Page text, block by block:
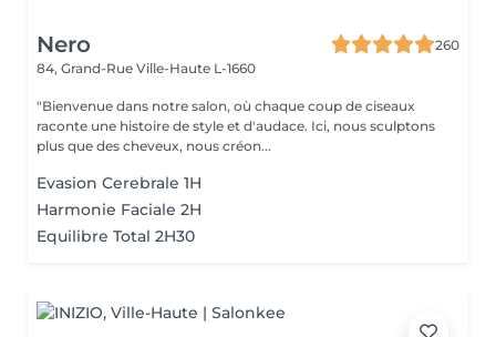
Nero
260
84, Grand-Rue Ville-Haute L-1660
"Bienvenue dans notre salon, où chaque coup de ciseaux
raconte une histoire de style et d'audace. Ici, nous sculptons
plus que des cheveux, nous créon...
Evasion Cerebrale 1H
Harmonie Faciale 2H
Equilibre Total 2H30